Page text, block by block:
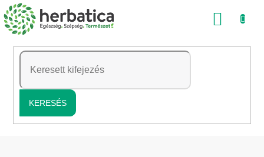
Ugrás
a
tartalomhoz
KERESÉS